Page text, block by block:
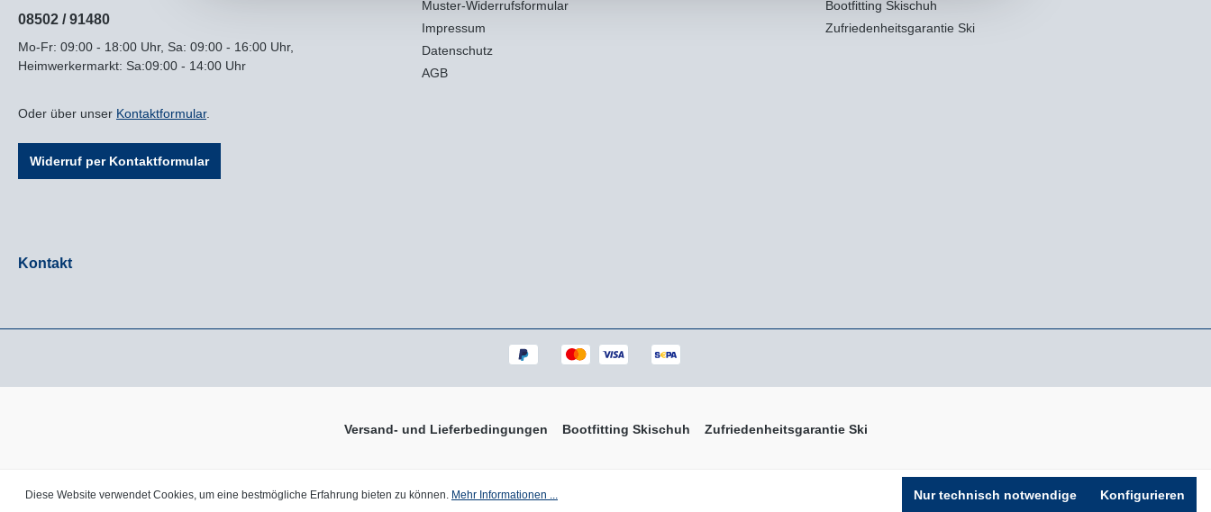
08502 / 91480
Mo-Fr: 09:00 - 18:00 Uhr, Sa: 09:00 - 16:00 Uhr,
Heimwerkermarkt: Sa:09:00 - 14:00 Uhr
Oder über unser Kontaktformular.
Widerruf per Kontaktformular
Muster-Widerrufsformular
Impressum
Datenschutz
AGB
Bootfitting Skischuh
Zufriedenheitsgarantie Ski
Kontakt
Versand- und Lieferbedingungen Bootfitting Skischuh Zufriedenheitsgarantie Ski
und ggf. Nachnahmegebühren, wenn nicht anders angegeben.
Diese Website verwendet Cookies, um eine bestmögliche Erfahrung bieten zu können. Mehr Informationen ... Nur technisch notwendige Konfigurieren